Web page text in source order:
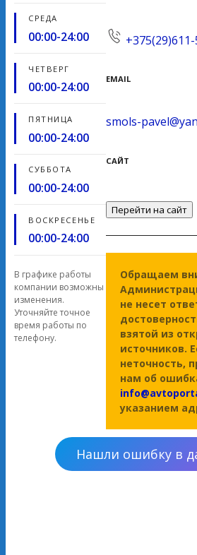
СРЕДА
00:00-24:00
ЧЕТВЕРГ
00:00-24:00
ПЯТНИЦА
00:00-24:00
СУББОТА
00:00-24:00
ВОСКРЕСЕНЬЕ
00:00-24:00
В графике работы
компании возможны
изменения.
Уточняйте точное
время работы по
телефону.
EMAIL
smols-
САЙТ
Перейти на сайт
Обращаем
не несет
взятой из
источников.
неточность,
нам об
указанием
Нашли ошибку в